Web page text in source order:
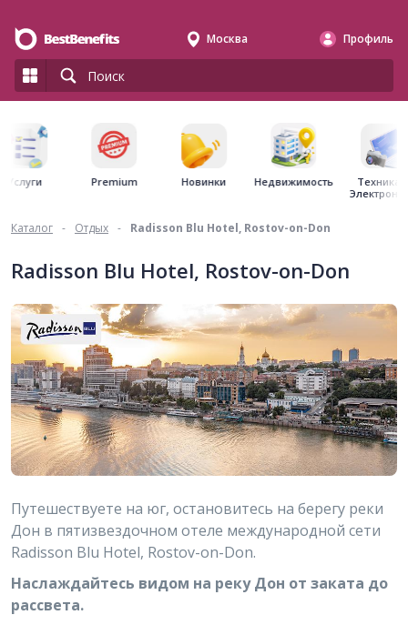
Москва Профиль
Услуги Premium Новинки Недвижимость
Техника
Каталог - Отдых - Radisson Blu Hotel, Rostov-on-Don
Radisson Blu Hotel, Rostov-on-Don
Путешествуете на юг, остановитесь на берегу реки
Дон в пятизвездочном отеле международной сети
Radisson Blu Hotel, Rostov-on-Don.
Наслаждайтесь видом на реку Дон от заката до
рассвета.